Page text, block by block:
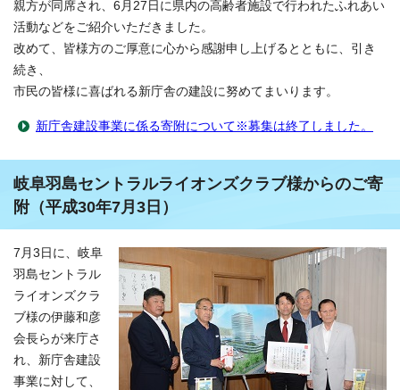
親方が同席され、6月27日に県内の高齢者施設で行われたふれあい
活動などをご紹介いただきました。
改めて、皆様方のご厚意に心から感謝申し上げるとともに、引き
続き、
市民の皆様に喜ばれる新庁舎の建設に努めてまいります。
新庁舎建設事業に係る寄附について※募集は終了しました。
岐阜羽島セントラルライオンズクラブ様からのご寄
附（平成30年7月3日）
7月3日に、岐阜
羽島セントラル
ライオンズクラ
ブ様の伊藤和彦
会長らが来庁さ
れ、新庁舎建設
事業に対して、